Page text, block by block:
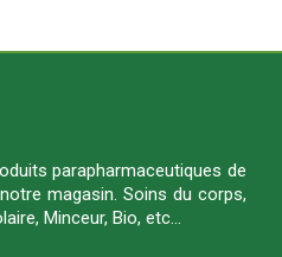
parapharmaceutiques de
magasin. Soins du corps,
Minceur, Bio, etc…